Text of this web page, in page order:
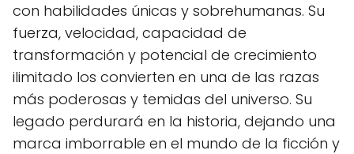
con habilidades únicas y sobrehumanas. Su
fuerza, velocidad, capacidad de
transformación y potencial de crecimiento
ilimitado los convierten en una de las razas
más poderosas y temidas del universo. Su
legado perdurará en la historia, dejando una
marca imborrable en el mundo de la ficción y